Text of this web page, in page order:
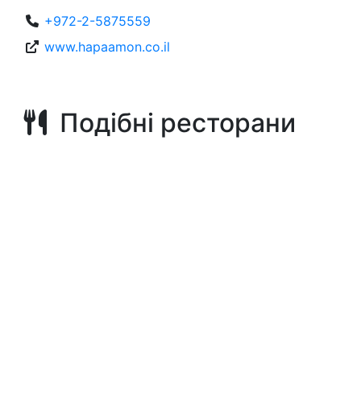
+972-2-5875559
www.hapaamon.co.il
Подібні ресторани